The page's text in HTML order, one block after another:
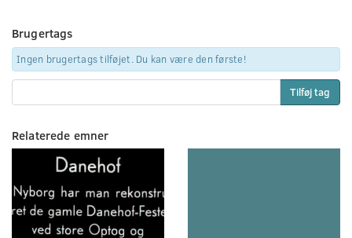
Brugertags
Ingen brugertags tilføjet. Du kan være den første!
Tilføj tag
Relaterede emner